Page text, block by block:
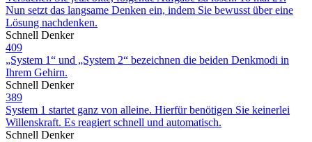
Nun setzt das langsame Denken ein, indem Sie bewusst über eine
Lösung nachdenken.
Schnell Denker
409
„System 1“ und „System 2“ bezeichnen die beiden Denkmodi in
Ihrem Gehirn.
Schnell Denker
389
System 1 startet ganz von alleine. Hierfür benötigen Sie keinerlei
Willenskraft. Es reagiert schnell und automatisch.
Schnell Denker